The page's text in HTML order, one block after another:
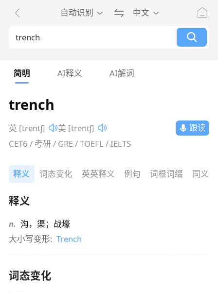
自动识别 中文
简明 AI释义 AI解词
trench
英 [trentʃ] 美 [trentʃ]
跟读
CET6 / 考研 / GRE / TOEFL / IELTS
释义 词态变化 英英释义 例句 词根词缀 同义词
释义
n. 沟，渠；战壕
大小写变形: Trench
词态变化